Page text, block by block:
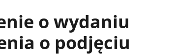
o wydaniu
o podjęciu